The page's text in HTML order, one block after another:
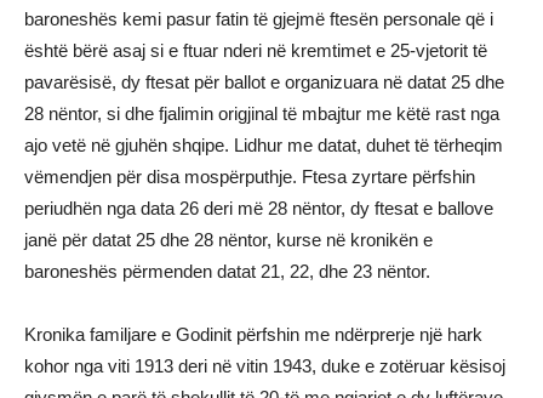
baroneshës kemi pasur fatin të gjejmë ftesën personale që i
është bërë asaj si e ftuar nderi në kremtimet e 25-vjetorit të
pavarësisë, dy ftesat për ballot e organizuara në datat 25 dhe
28 nëntor, si dhe fjalimin origjinal të mbajtur me këtë rast nga
ajo vetë në gjuhën shqipe. Lidhur me datat, duhet të tërheqim
vëmendjen për disa mospërputhje. Ftesa zyrtare përfshin
periudhën nga data 26 deri më 28 nëntor, dy ftesat e ballove
janë për datat 25 dhe 28 nëntor, kurse në kronikën e
baroneshës përmenden datat 21, 22, dhe 23 nëntor.
Kronika familjare e Godinit përfshin me ndërprerje një hark
kohor nga viti 1913 deri në vitin 1943, duke e zotëruar kësisoj